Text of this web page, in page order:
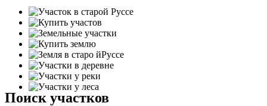
Поиск участков